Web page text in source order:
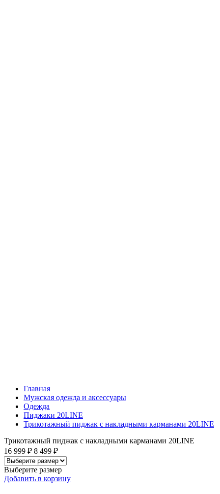
Главная
Мужская одежда и аксессуары
Одежда
Пиджаки 20LINE
Трикотажный пиджак с накладными карманами 20LINE
Трикотажный пиджак с накладными карманами 20LINE
16 999 ₽ 8 499 ₽
Выберите размер
Добавить в корзину